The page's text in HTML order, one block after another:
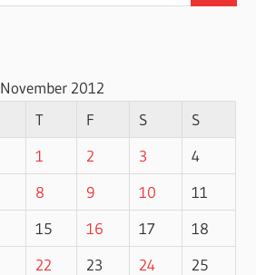
November 2012
T F S
S
1
2 3
4
8 9 10
11
15 16 17
18
22 23 24
25